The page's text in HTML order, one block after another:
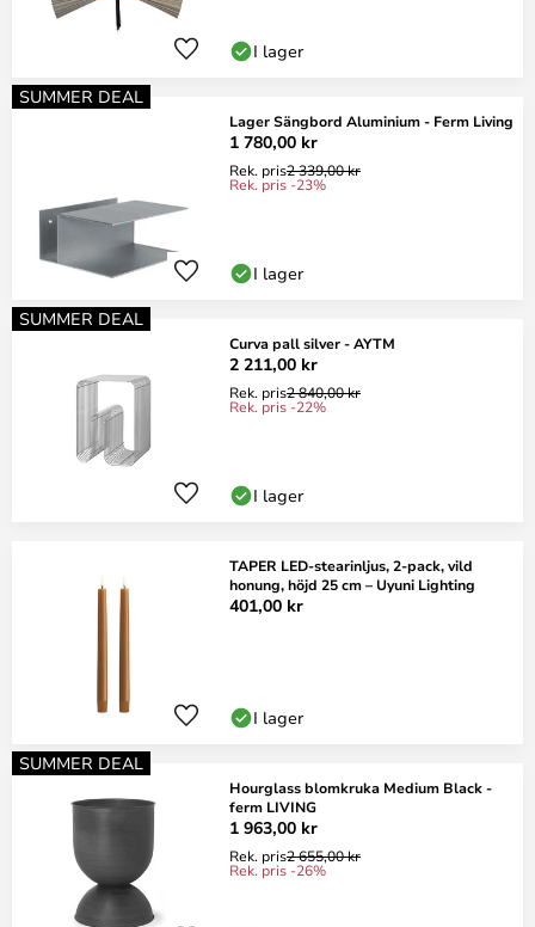
I lager
SUMMER DEAL
Lager Sängbord Aluminium - Ferm Living
1 780,00 kr
Rek. pris2 339,00 kr
Rek. pris -23%
I lager
SUMMER DEAL
Curva pall silver - AYTM
2 211,00 kr
Rek. pris2 840,00 kr
Rek. pris -22%
I lager
TAPER LED-stearinljus, 2-pack, vild
honung, höjd 25 cm – Uyuni Lighting
401,00 kr
I lager
SUMMER DEAL
Hourglass blomkruka Medium Black -
ferm LIVING
1 963,00 kr
Rek. pris2 655,00 kr
Rek. pris -26%